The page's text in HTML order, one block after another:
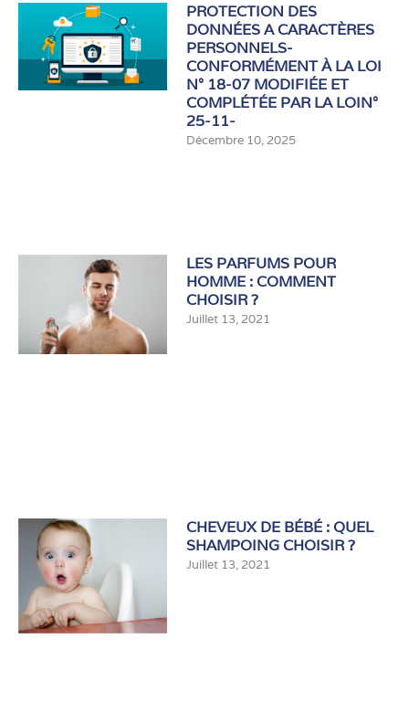
PROTECTION DES
DONNÉES A CARACTÈRES
PERSONNELS-
CONFORMÉMENT À LA LOI
N° 18-07 MODIFIÉE ET
COMPLÉTÉE PAR LA LOIN°
25-11-
Décembre 10, 2025
LES PARFUMS POUR
HOMME : COMMENT
CHOISIR ?
Juillet 13, 2021
CHEVEUX DE BÉBÉ : QUEL
SHAMPOING CHOISIR ?
Juillet 13, 2021